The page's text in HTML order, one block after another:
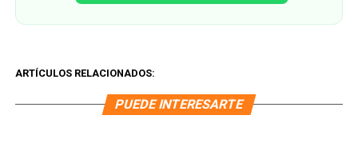
ARTÍCULOS RELACIONADOS:
PUEDE INTERESARTE